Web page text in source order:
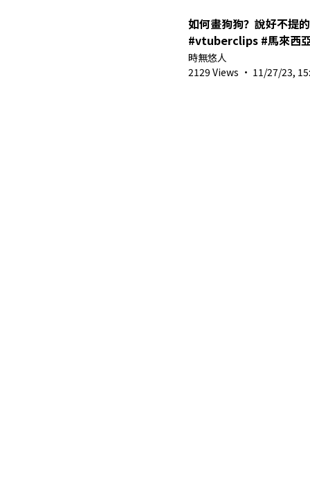
如何畫狗狗？說好不提的..🐶
#vtuberclips
時無悠人
2129 Views · 11/27/23,